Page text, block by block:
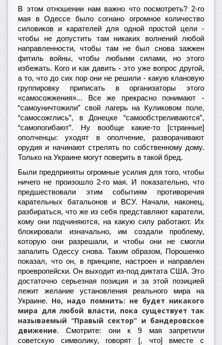
В этом отношении нам важно что посмотреть? 2-го
мая в Одессе было согнано огромное количество
силовиков и карателей для одной простой цели -
чтобы не допустить там никаких волнений любой
направленности, чтобы там не был снова зажжен
фитиль войны, чтобы любыми силами, но этого
избежать. Кого и как давить - это уже вопрос другой,
а то, что до сих пор они не решили - какую клановую
группировку приписать в организаторы этого
«самосожжения»... Все же прекрасно понимают -
“самоуничтожили” свой лагерь на Куликовом поле,
“самосожглись”, в Донецке “самообстреливаются”,
“самопогибают”. Ну вообще какие-то [странные]
ополченцы: уходят в ополчение, разворачивают
орудия и начинают стрелять по собственному дому.
Только на Украине могут поверить в такой бред.
Были предприняты огромные усилия для того, чтобы
ничего не произошло 2-го мая. И показательно, что
предшествовали этим событиям противоречия
карательных батальонов и ВСУ. Начали, наконец,
разбираться, что же из себя представляют каратели,
кому они подчиняются, на какую силу работают. Их
блокировали изначально, им создали проблему,
которую они разрешали, и чтобы они не смогли
запалить Одессу снова. Таким образом, Порошенко
показал, что он, в принципе, настроен и направлен
проевропейски. Он выходит из-под диктата США. Это
достаточно серьезная позиция и за этой позицией
лежит желание установления реального мира на
Украине. Но, надо помнить: не будет никакого
мира для любой власти, пока существует так
называемый “Правый сектор” и бандеровское
движение. Смотрите: они к 9 мая запретили
советскую символику, говорят [, что] вместе с